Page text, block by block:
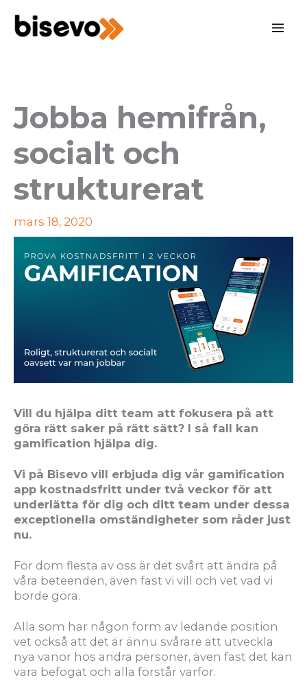
innehåll
Jobba hemifrån,
socialt och
strukturerat
mars 18, 2020
Vill du hjälpa ditt team att fokusera på att
göra rätt saker på rätt sätt? I så fall kan
gamification hjälpa dig.
Vi på Bisevo vill erbjuda dig vår gamification
app kostnadsfritt under två veckor för att
underlätta för dig och ditt team under dessa
exceptionella omständigheter som råder just
nu.
För dom flesta av oss är det svårt att ändra på
våra beteenden, även fast vi vill och vet vad vi
borde göra.
Alla som har någon form av ledande position
vet också att det är ännu svårare att utveckla
nya vanor hos andra personer, även fast det kan
vara befogat och alla förstår varför.